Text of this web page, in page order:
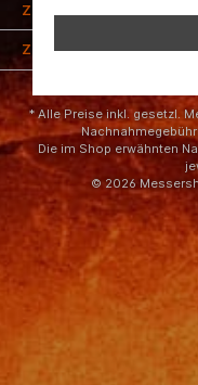
Zahlungsarten
Zertifizierung
* Alle Preise inkl. gesetzl.
Die im Shop erwähnten
© 2026